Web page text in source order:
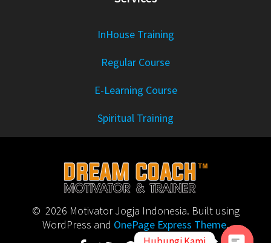
InHouse Training
Regular Course
E-Learning Course
Spiritual Training
© 2026 Motivator Jogja Indonesia. Built using
WordPress and OnePage Express Theme.